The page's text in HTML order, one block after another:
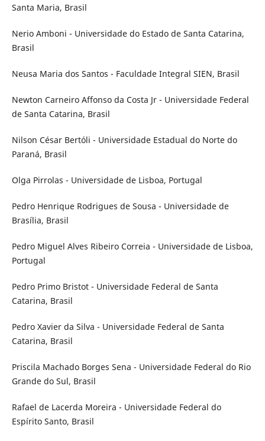
Santa Maria, Brasil
Nerio Amboni - Universidade do Estado de Santa Catarina,
Brasil
Neusa Maria dos Santos - Faculdade Integral SIEN, Brasil
Newton Carneiro Affonso da Costa Jr - Universidade Federal
de Santa Catarina, Brasil
Nilson César Bertóli - Universidade Estadual do Norte do
Paraná, Brasil
Olga Pirrolas - Universidade de Lisboa, Portugal
Pedro Henrique Rodrigues de Sousa - Universidade de
Brasília, Brasil
Pedro Miguel Alves Ribeiro Correia - Universidade de Lisboa,
Portugal
Pedro Primo Bristot - Universidade Federal de Santa
Catarina, Brasil
Pedro Xavier da Silva - Universidade Federal de Santa
Catarina, Brasil
Priscila Machado Borges Sena - Universidade Federal do Rio
Grande do Sul, Brasil
Rafael de Lacerda Moreira - Universidade Federal do
Espírito Santo, Brasil